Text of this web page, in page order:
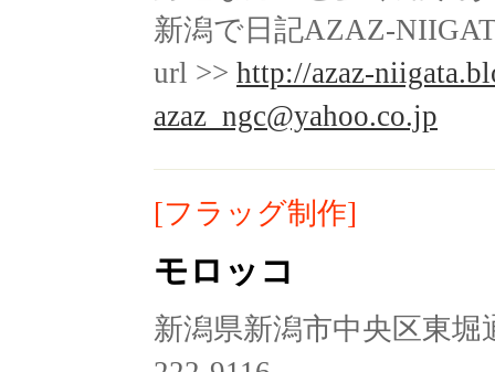
新潟で日記AZAZ-
url >> http://azaz-
azaz_ngc@yahoo.co.jp
[フラッグ制作]
モロッコ
新潟県新潟市中央区東